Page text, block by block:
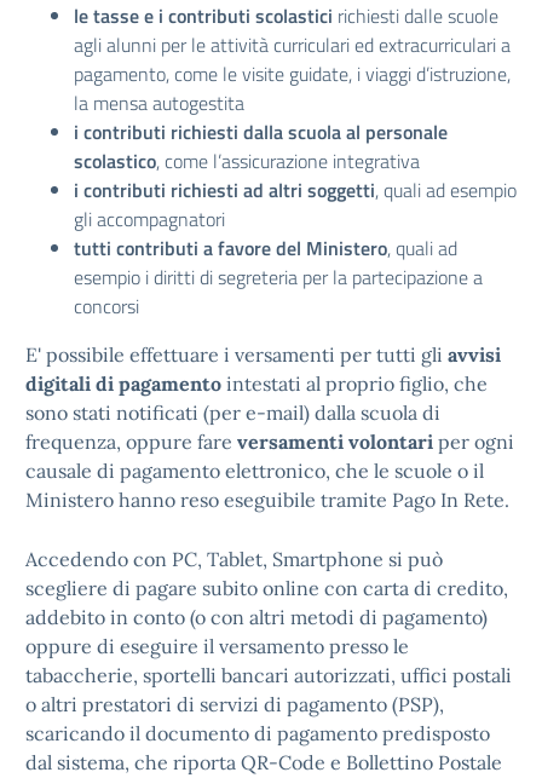
le tasse e i contributi scolastici richiesti dalle scuole
agli alunni per le attività curriculari ed extracurriculari a
pagamento, come le visite guidate, i viaggi d’istruzione,
la mensa autogestita
i contributi richiesti dalla scuola al personale
scolastico, come l’assicurazione integrativa
i contributi richiesti ad altri soggetti, quali ad esempio
gli accompagnatori
tutti contributi a favore del Ministero, quali ad
esempio i diritti di segreteria per la partecipazione a
concorsi
E' possibile effettuare i versamenti per tutti gli avvisi
digitali di pagamento intestati al proprio figlio, che
sono stati notificati (per e-mail) dalla scuola di
frequenza, oppure fare versamenti volontari per ogni
causale di pagamento elettronico, che le scuole o il
Ministero hanno reso eseguibile tramite Pago In Rete.
Accedendo con PC, Tablet, Smartphone si può
scegliere di pagare subito online con carta di credito,
addebito in conto (o con altri metodi di pagamento)
oppure di eseguire il versamento presso le
tabaccherie, sportelli bancari autorizzati, uffici postali
o altri prestatori di servizi di pagamento (PSP),
scaricando il documento di pagamento predisposto
dal sistema, che riporta QR-Code e Bollettino Postale